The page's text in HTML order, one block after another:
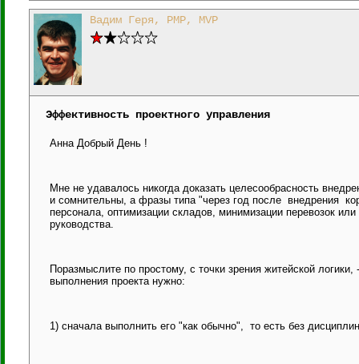
Вадим Геря, PMP, MVP
Эффективность проектного управления
Анна Добрый День !
Мне не удавалось никогда доказать целесообрасность
и сомнительны, а фразы типа "через год после внедрения
персонала, оптимизации складов, минимизации перевозок
руководства.
Поразмыслите по простому, с точки зрения житейской
выполнения проекта нужно:
1) сначала выполнить его "как обычно", то есть без